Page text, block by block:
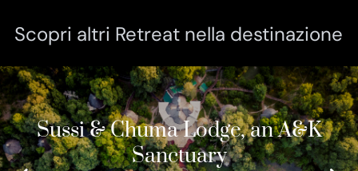
Scopri altri Retreat nella destinazione
Sussi & Chuma Lodge, an A&K
Sanctuary